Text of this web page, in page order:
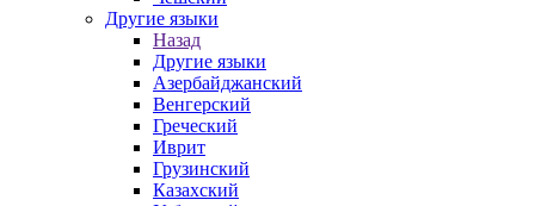
Другие языки
Назад
Другие языки
Азербайджанский
Венгерский
Греческий
Иврит
Грузинский
Казахский